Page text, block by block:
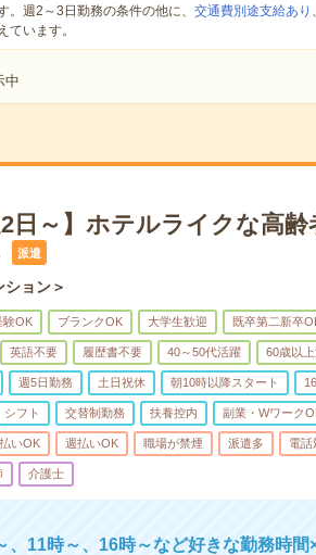
。週2～3日勤務の条件の他に、 交通費別途支給あり 、
ています。
中
日～】ホテルライクな高
派遣
ション＞
験OK ブランクOK 大学生歓迎 既卒第二新卒
英語不要 履歴書不要 40～50代活躍 60歳以
週5日勤務 土日祝休 朝10時以降スタート
シフト 交替制勤務 扶養控内 副業・Wワーク
いOK 週払いOK 職場が禁煙 派遣多 電話
介護士
、11時～、16時～など好きな勤務時間